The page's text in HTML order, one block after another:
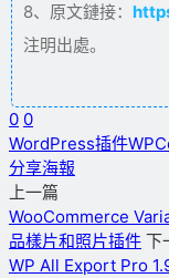
8、原文鏈接：
注明出處。
0 0
WordPress插件
分享海報
上一篇
WooCommerce
品樣片和照片插件 下
WP All Export Pro